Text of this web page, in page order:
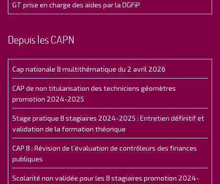
GT prise en charge des aides par la DGFiP
Depuis les CAPN
Cap nationale B multithématique du 2 avril 2026
CAP de non titularisation des techniciens géomètres
promotion 2024-2025
Stage pratique B stagiaires 2024-2025 : Entretien définitif et
validation de la formation théorique
CAP B : Révision de l’évaluation de contrôleurs des finances
publiques
Scolarité non validée pour les B stagiaires promotion 2024-